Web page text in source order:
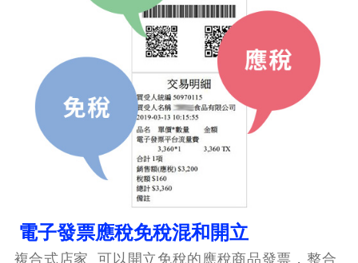
電子發票應稅免稅混和開立
複合式店家 可以開立免稅的應稅商品發票，整合